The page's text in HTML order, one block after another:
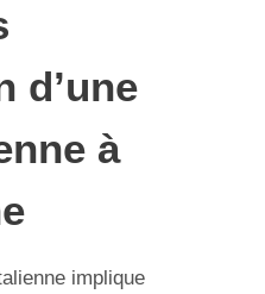
d’une
à
implique